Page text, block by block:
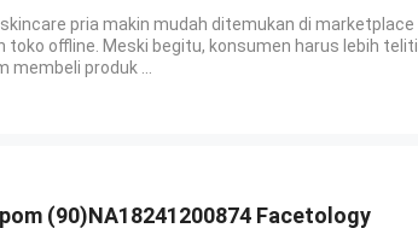
pria makin mudah ditemukan di marketplace
toko offline. Meski begitu, konsumen harus lebih teliti
membeli produk ...
(90)NA18241200874 Facetology